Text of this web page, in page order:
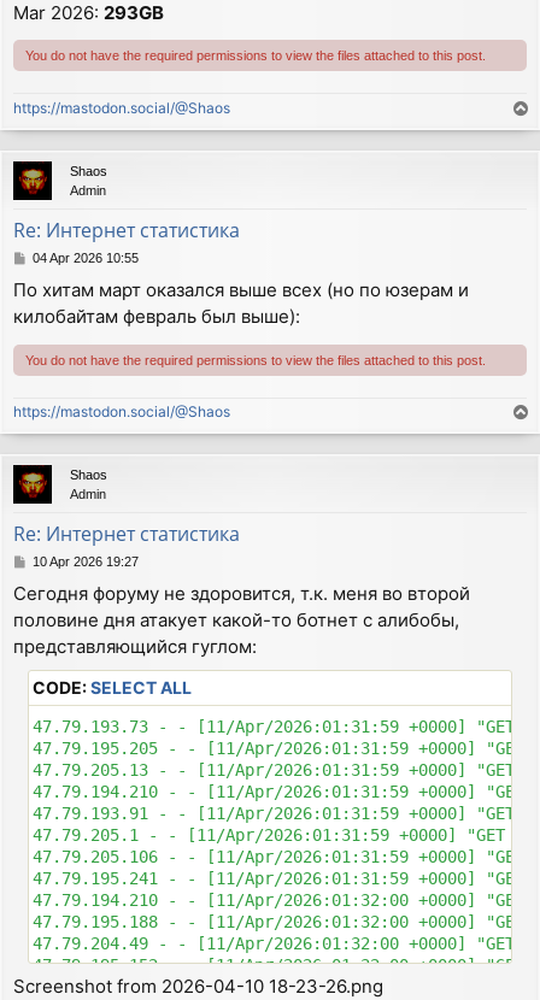
Mar 2026: 293GB
You do not have the required permissions to view the files attached to this post.
https://mastodon.social/@Shaos
o
p
Shaos
Admin
Re: Интернет статистика
P
s
t
04 Apr 2026 10:55
По хитам март оказался выше всех (но по юзерам и
килобайтам февраль был выше):
You do not have the required permissions to view the files attached to this post.
https://mastodon.social/@Shaos
o
p
Shaos
Admin
Re: Интернет статистика
P
s
t
10 Apr 2026 19:27
Сегодня форуму не здоровится, т.к. меня во второй
половине дня атакует какой-то ботнет с алибобы,
представляющийся гуглом:
CODE:SELECT ALL
47.79.193.73 - - [11/Apr/2026:01:31:59 +0000] "GET /
47.79.195.205 - - [11/Apr/2026:01:31:59 +0000] "GET /
47.79.205.13 - - [11/Apr/2026:01:31:59 +0000] "GET /
47.79.194.210 - - [11/Apr/2026:01:31:59 +0000] "GET
47.79.193.91 - - [11/Apr/2026:01:31:59 +0000] "GET /
47.79.205.1 - - [11/Apr/2026:01:31:59 +0000] "GET /
47.79.205.106 - - [11/Apr/2026:01:31:59 +0000] "GET /
47.79.195.241 - - [11/Apr/2026:01:31:59 +0000] "GET /
47.79.194.210 - - [11/Apr/2026:01:32:00 +0000] "GET
47.79.195.188 - - [11/Apr/2026:01:32:00 +0000] "GET /
47.79.204.49 - - [11/Apr/2026:01:32:00 +0000] "GET /
47.79.195.152 - - [11/Apr/2026:01:32:00 +0000] "GET
Screenshot from 2026-04-10 18-23-26.png